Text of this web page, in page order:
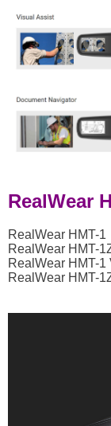
RealWear
RealWear HMT-1
RealWear HMT-
RealWear HMT-
RealWear HMT-